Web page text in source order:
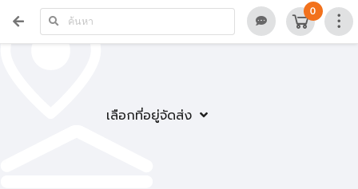
เลือกที่อยู่จัดส่ง
0